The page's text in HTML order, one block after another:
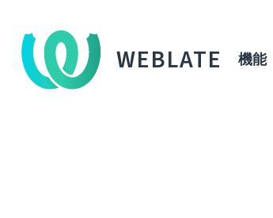
WEBLATE 機能